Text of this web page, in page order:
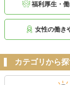
福利厚生・
女性の働き
カテゴリから